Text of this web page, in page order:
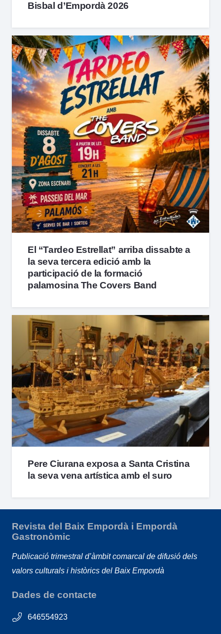
Bisbal d’Empordà 2026
El “Tardeo Estrellat” arriba dissabte a
la seva tercera edició amb la
participació de la formació
palamosina The Covers Band
Pere Ciurana exposa a Santa Cristina
la seva vena artística amb el suro
Revista del Baix Empordà i Empordà
Gastronòmic
Publicació trimestral d’àmbit comarcal de difusió dels
valors culturals i històrics del Baix Empordà
Dades de contacte
646554923